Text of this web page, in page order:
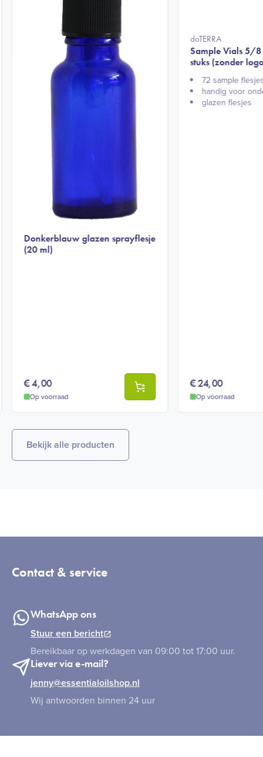
Donkerblauw glazen sprayflesje
(20 ml)
€4,00
Op voorraad
doTERRA
Sample Vials 5/
stuks (zonder
72 sample
handig voor
glazen flesjes
€24,00
Op voorraad
Bekijk alle producten
Contact & service
WhatsApp ons
Stuur een bericht
Bereikbaar op werkdagen van 09:00 tot 17:00 uur.
Liever via e-mail?
jenny@essentialoilshop.nl
Wij antwoorden binnen 24 uur